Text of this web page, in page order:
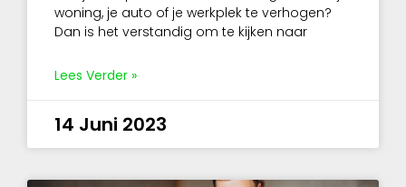
woning, je auto of je werkplek te verhogen?
Dan is het verstandig om te kijken naar
Lees Verder »
14 Juni 2023